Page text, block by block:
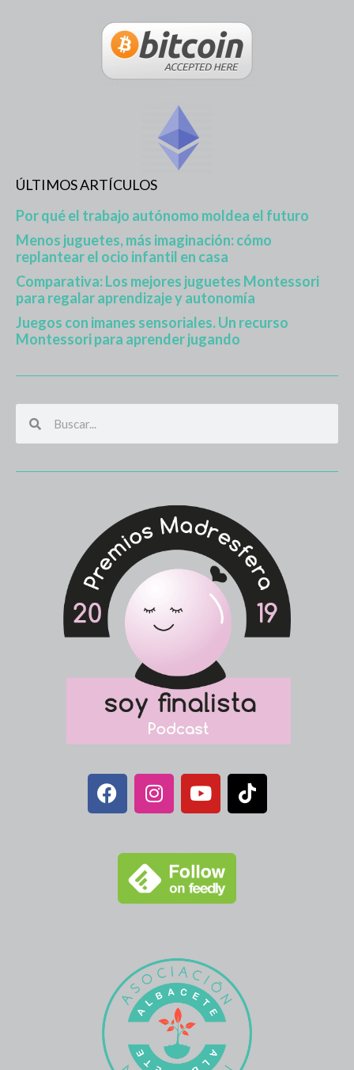
ÚLTIMOS ARTÍCULOS
Por qué el trabajo autónomo moldea el futuro
Menos juguetes, más imaginación: cómo
replantear el ocio infantil en casa
Comparativa: Los mejores juguetes Montessori
para regalar aprendizaje y autonomía
Juegos con imanes sensoriales. Un recurso
Montessori para aprender jugando